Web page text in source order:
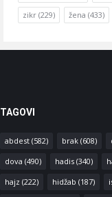
zikr (229) žena (433)
TAGOVI
abdest(582) brak(608)
dova (490) hadis(340)
hajz (222) hidžab (187)